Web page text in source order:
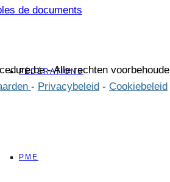
FÉDÉRATIONS
PME
de documents
- Alle rechten
- Privacybeleid - Cookiebeleid